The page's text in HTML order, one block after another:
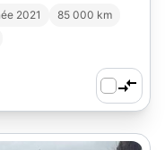
2021
85 000 km